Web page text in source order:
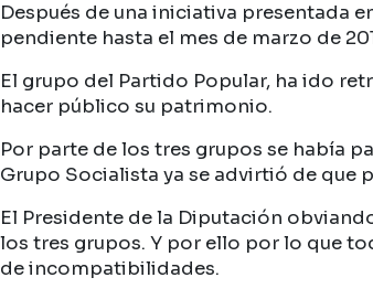
Después de una iniciativa presentada
pendiente hasta el mes de marzo de
El grupo del Partido Popular, ha ido
hacer público su patrimonio.
Por parte de los tres grupos se había
Grupo Socialista ya se advirtió de que
El Presidente de la Diputación
los tres grupos. Y por ello por lo que
de incompatibilidades.